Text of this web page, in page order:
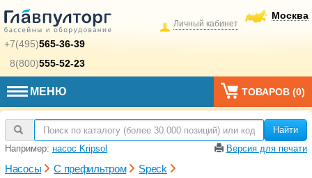
+7(495)565-36-39
8(800)555-52-23
Москва
Личный кабинет
МЕНЮ ТОВАРОВ (0)
Найти
Например: насос Kripsol Версия для печати
Насосы С префильтром Speck